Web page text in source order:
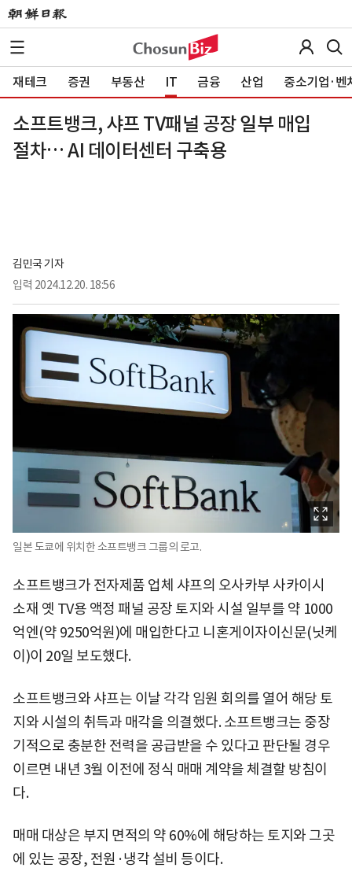
재테크 증권 부동산 IT 금융 산업 중소기업·벤
소프트뱅크, 샤프 TV패널 공장 일부 매입
절차… AI 데이터센터 구축용
김민국 기자
입력 2024.12.20. 18:56
일본 도쿄에 위치한 소프트뱅크 그룹의 로고.
소프트뱅크가 전자제품 업체 샤프의 오사카부 사카이시
소재 옛 TV용 액정 패널 공장 토지와 시설 일부를 약 1000
억엔(약 9250억원)에 매입한다고 니혼게이자이신문(닛케
이)이 20일 보도했다.
소프트뱅크와 샤프는 이날 각각 임원 회의를 열어 해당 토
지와 시설의 취득과 매각을 의결했다. 소프트뱅크는 중장
기적으로 충분한 전력을 공급받을 수 있다고 판단될 경우
이르면 내년 3월 이전에 정식 매매 계약을 체결할 방침이
다.
매매 대상은 부지 면적의 약 60%에 해당하는 토지와 그곳
에 있는 공장, 전원·냉각 설비 등이다.